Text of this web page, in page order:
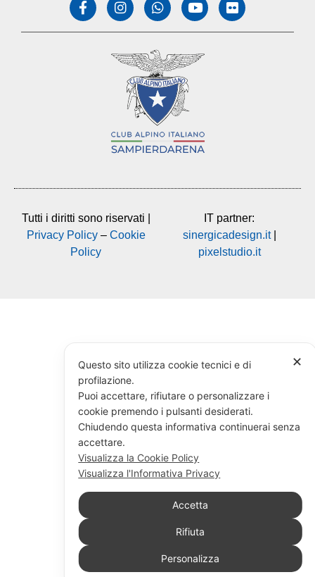
Tutti i diritti sono riservati |
Privacy Policy– Cookie
Policy
IT partner:
sinergicadesign.it|
pixelstudio.it
✕
Questo sito utilizza cookie tecnici e di
profilazione.
Puoi accettare, rifiutare o personalizzare i
cookie premendo i pulsanti desiderati.
Chiudendo questa informativa continuerai senza
accettare.
Visualizza la Cookie Policy
Visualizza l'Informativa Privacy
Accetta
Rifiuta
Personalizza